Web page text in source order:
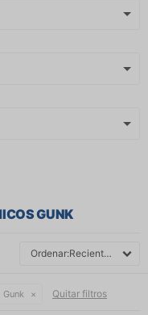
GUNK
Recientes
Gunk Quitar filtros